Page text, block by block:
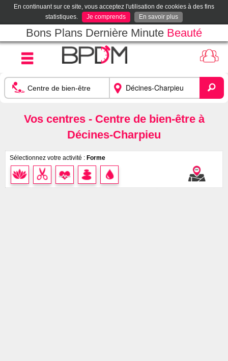
En continuant sur ce site, vous acceptez l'utilisation de cookies à des fins
statistiques.
Je comprends En savoir plus
Bons Plans Dernière Minute Beauté
Vos centres - Centre de bien-être à
Décines-Charpieu
Sélectionnez votre activité : Forme